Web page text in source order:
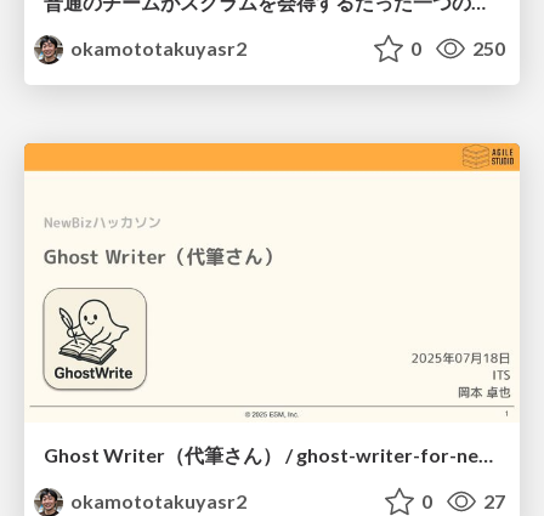
okamototakuyasr2
0 250
okamototakuyasr2
0 27